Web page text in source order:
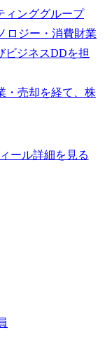
ィンググループ
ロジー・消費財業
ビジネスDDを担
・売却を経て、株
ール詳細を見る